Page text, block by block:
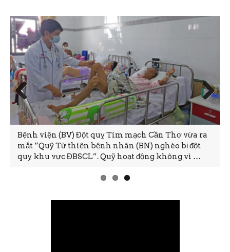
Bệnh viện (BV) Đột quỵ Tim mạch Cần Thơ vừa ra
mắt “Quỹ Từ thiện bệnh nhân (BN) nghèo bị đột
quỵ khu vực ĐBSCL”. Quỹ hoạt động không vì …
Prev
ious
Next